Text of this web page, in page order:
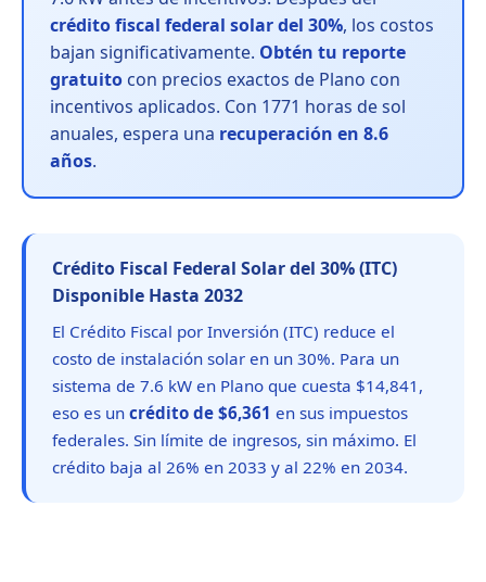
crédito fiscal federal solar del 30%, los costos
bajan significativamente. Obtén tu reporte
gratuito con precios exactos de Plano con
incentivos aplicados. Con 1771 horas de sol
anuales, espera una recuperación en 8.6
años.
Crédito Fiscal Federal Solar del 30% (ITC)
Disponible Hasta 2032
El Crédito Fiscal por Inversión (ITC) reduce el
costo de instalación solar en un 30%. Para un
sistema de 7.6 kW en Plano que cuesta $14,841,
eso es un crédito de $6,361 en sus impuestos
federales. Sin límite de ingresos, sin máximo. El
crédito baja al 26% en 2033 y al 22% en 2034.